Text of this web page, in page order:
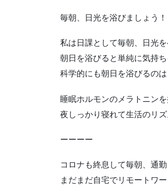
毎朝、日光を浴びましょう！
私は日課として毎朝、日光
朝日を浴びると単純に気持
科学的にも朝日を浴びるのは
睡眠ホルモンのメラトニン
夜しっかり寝れて生活のリ
ーーーー
コロナも終息して毎朝、通
まだまだ自宅でリモートワ